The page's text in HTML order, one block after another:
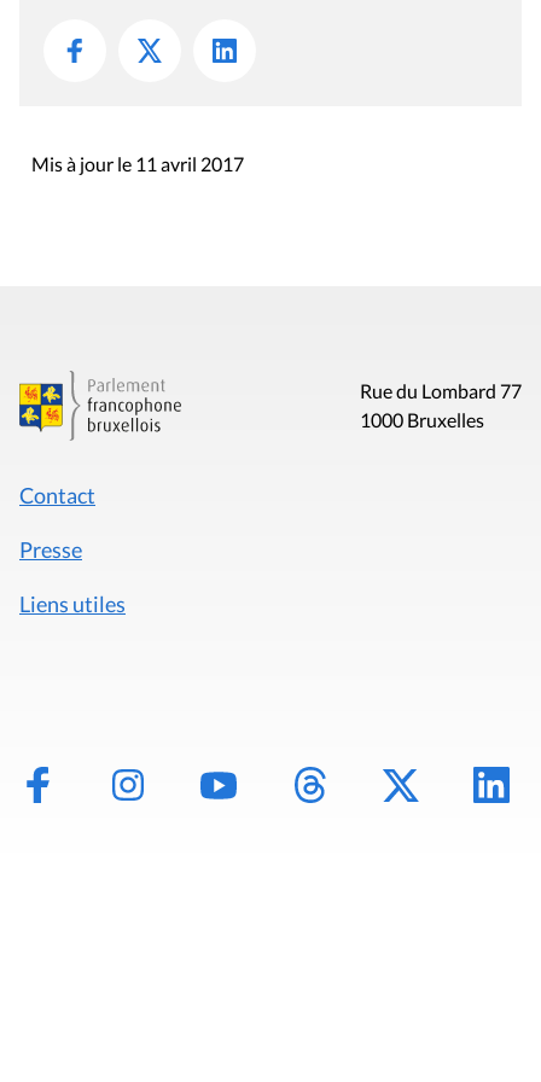
Mis à jour le 11 avril 2017
Rue du Lombard 77
1000 Bruxelles
Contact
Presse
Liens utiles